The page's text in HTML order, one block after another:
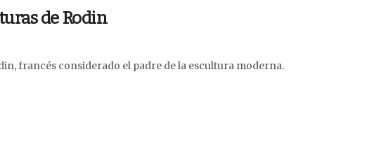
de Rodin
francés considerado el padre de la escultura moderna.